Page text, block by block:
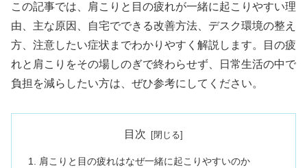
この記事では、肩こりと目の疲れが一緒に起こりやすい理
由、主な原因、自宅でできる改善方法、デスク環境の整え
方、注意したい症状までわかりやすく解説します。目の疲
れと肩こりをその場しのぎで終わらせず、日常生活の中で
負担を減らしたい方は、ぜひ参考にしてください。
目次
肩こりと目の疲れはなぜ一緒に起こりやすいのか